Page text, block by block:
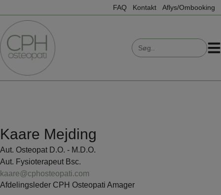
indholdet
FAQ Kontakt Aflys/Ombooking
Search
for:
Kaare Mejding
Aut. Osteopat D.O. - M.D.O.
Aut. Fysioterapeut Bsc.
kaare@cphosteopati.com
Afdelingsleder CPH Osteopati Amager